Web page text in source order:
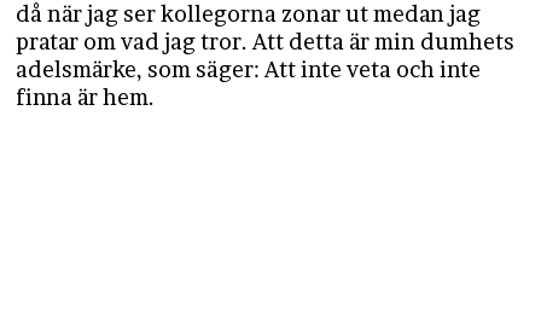
då när jag ser kollegorna zonar ut medan jag
pratar om vad jag tror. Att detta är min dumhets
adelsmärke, som säger: Att inte veta och inte
finna är hem.